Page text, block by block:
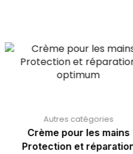
Autres catégories
Crème pour les mains
Protection et